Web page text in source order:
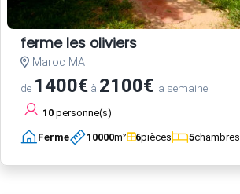
ferme les oliviers
Maroc MA
de 1400€ à 2100€ la semaine
10 personne(s)
Ferme 10000m² 6pièces 5chambres